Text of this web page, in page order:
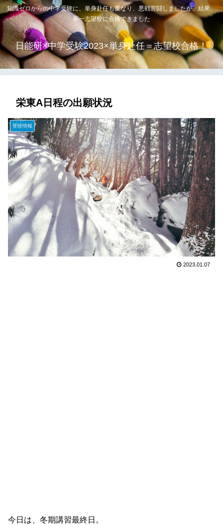
知識ゼロからの中学受験に、単身赴任も重なり、悪戦苦闘しましたが、結果、
第一志望校に合格できました
日能研×中学受験2023×単身赴任＝志望校合格！
栄東A日程の出願状況
受験情報
2023.01.07
今日は、冬期講習最終日。